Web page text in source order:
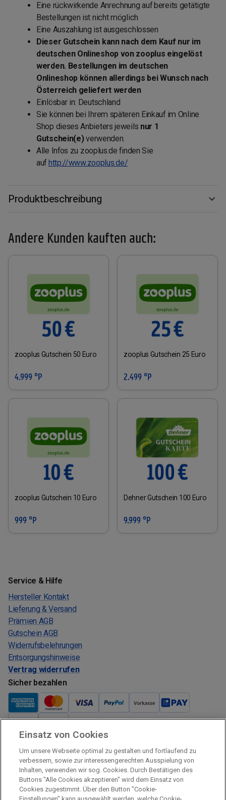
Eine rückwirkende Anrechnung auf bereits getätigte
Bestellungen ist nicht möglich
Eine Auszahlung ist ausgeschlossen
Dieser Gutschein kann nach dem Kauf nur im
deutschen Onlineshop von zooplus eingelöst
werden. Bestellungen im deutschen
Onlineshop können allerdings bei Wunsch nach
Österreich geliefert werden
Einlösbar in: Deutschland
Sie können bei Ihrem späteren Einkauf im Online
Shop dieses Anbieters jeweils nur 1
Gutschein(e)verwenden.
Alle Infos zu zooplus.de finden Sie
aufhttp://www.zooplus.de/
Produktbeschreibung
Andere Kunden kauften auch:
zooplus Gutschein 50 Euro
4.999 °P
zooplus Gutschein 25 Euro
2.499 °P
zooplus Gutschein 10 Euro
999 °P
Dehner Gutschein 100 Euro
9.999 °P
Service & Hilfe
Hersteller Kontakt
Lieferung & Versand
Prämien AGB
Gutschein AGB
Widerrufsbelehrungen
Entsorgungshinweise
Vertrag widerrufen
Sicher bezahlen
Verkauf und Versand
Kostenloser Versand:
Verkauf und Versand durch:
Verkauf Gutscheine durch:
Einsatz von Cookies
Um unsere Webseite optimal zu gestalten und fortlaufend zu
verbessern, sowie zur interessengerechten Ausspielung von
Inhalten, verwenden wir sog. Cookies. Durch Bestätigen des
Buttons "Alle Cookies akzeptieren" wird dem Einsatz von
Cookies zugestimmt. Über den Button "Cookie-